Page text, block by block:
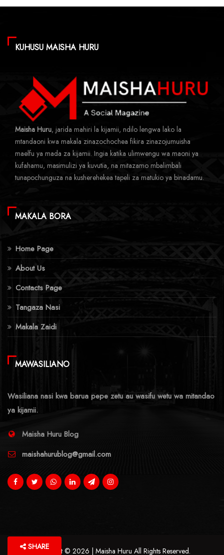
KUHUSU MAISHA HURU
Maisha Huru, jarida mahiri la kijamii, ndilo lengwa lako la
mtandaoni kwa makala zinazochochea fikira zinazojumuisha
maelfu ya mada za kijamii. Ingia katika ulimwengu wa maoni ya
kufahamu, masimulizi ya kuvutia, na mitazamo mbalimbali
tunapochunguza na kusherehekea tapeli za matukio ya binadamu.
MAKALA BORA
Home Page
About Us
Contacts Page
Tangaza Nasi
Makala Zaidi
MAWASILIANO
Wasiliana nasi kwa barua pepe zetu au wasifu wetu wa mitandao
ya kijamii.
Maisha Huru Blog
maishahurublog@gmail.com
Copyright © 2026 | Maisha Huru All Rights Reserved.
SHARE